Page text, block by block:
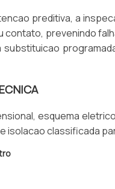
preditiva, a
contato, prevenindo
substituicao
esquema
isolacao classificada